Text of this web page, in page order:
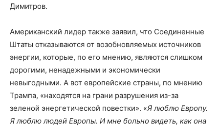
Димитров.
Американский лидер также заявил, что Соединенные
Штаты отказываются от возобновляемых источников
энергии, которые, по его мнению, являются слишком
дорогими, ненадежными и экономически
невыгодными. А вот европейские страны, по мнению
Трампа, «находятся на грани разрушения из-за
зеленой энергетической повестки». «Я люблю Европу.
Я люблю людей Европы. И мне больно видеть, как она